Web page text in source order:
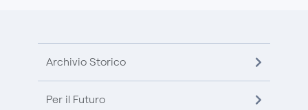
Archivio Storico
Per il Futuro